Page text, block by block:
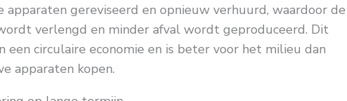
apparaten gereviseerd en opnieuw verhuurd, waardoor de
verlengd en minder afval wordt geproduceerd. Dit
een circulaire economie en is beter voor het milieu dan
apparaten kopen.